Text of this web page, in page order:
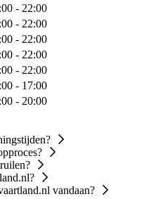
- 22:00
- 22:00
- 22:00
- 22:00
- 22:00
- 17:00
- 20:00
vandaan?